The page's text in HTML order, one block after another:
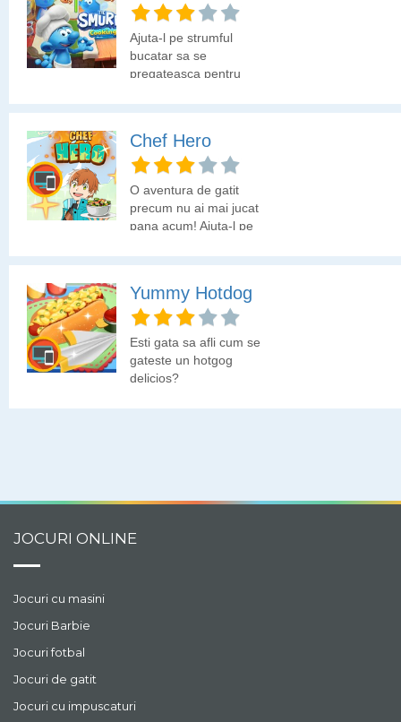
Ajuta-l pe strumful
bucatar sa se
pregateasca pentru
prajiturile, in timp ce
servesti ceai, punch cu
Scopul jocului este de a
servi gustarile potrivite
pentru fiecare strumf
decoreaza-le cat de
repede poti si alege
bauturile potrivite pentru
fiecare comanda.
Chef Hero
O aventura de gatit
precum nu ai mai jucat
pana acum! Ajuta-l pe
Yummy Hotdog
Esti gata sa afli cum se
gateste un hotgog
delicios?
JOCURI ONLINE
Jocuri cu masini
Jocuri Barbie
Jocuri fotbal
Jocuri de gatit
Jocuri cu impuscaturi